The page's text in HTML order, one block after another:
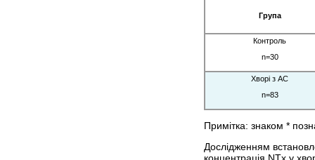
Група
Контроль
n=30
Хворі з АС
n=83
Примітка: знаком *
Дослідженням
концентрація NTx у